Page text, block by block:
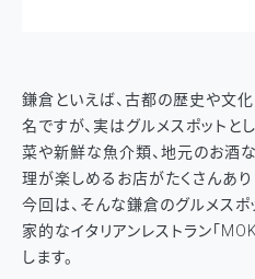
鎌倉といえば、古都の歴史や文
名ですが、実はグルメスポットと
菜や新鮮な魚介類、地元のお酒
理が楽しめるお店がたくさんあり
今回は、そんな鎌倉のグルメス
家的なイタリアンレストラン「
します。